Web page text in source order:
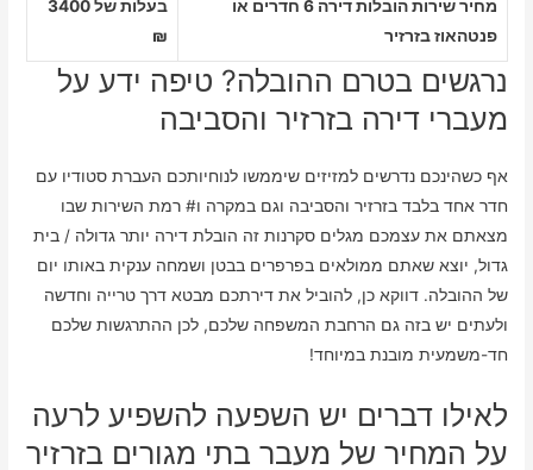
מחיר שירות הובלות דירה 6 חדרים או
פנטהאוז בזרזיר
בעלות של 3400
₪
נרגשים בטרם ההובלה? טיפה ידע על
מעברי דירה בזרזיר והסביבה
אף כשהינכם נדרשים למזיזים שיממשו לנוחיותכם העברת סטודיו עם
חדר אחד בלבד בזרזיר והסביבה וגם במקרה ו# רמת השירות שבו
מצאתם את עצמכם מגלים סקרנות זה הובלת דירה יותר גדולה / בית
גדול, יוצא שאתם ממולאים בפרפרים בבטן ושמחה ענקית באותו יום
של ההובלה. דווקא כן, להוביל את דירתכם מבטא דרך טרייה וחדשה
ולעתים יש בזה גם הרחבת המשפחה שלכם, לכן ההתרגשות שלכם
חד-משמעית מובנת במיוחד!
לאילו דברים יש השפעה להשפיע לרעה
על המחיר של מעבר בתי מגורים בזרזיר